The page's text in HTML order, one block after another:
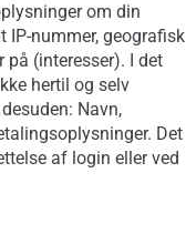
om din
IP-nummer, geografisk
på (interesser). I det
hertil og selv
Navn,
Det
af login eller ved